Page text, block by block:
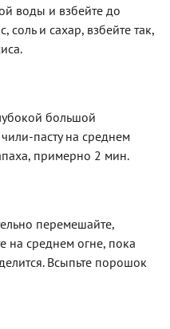
воды и взбейте до
соль и сахар, взбейте так,
большой
пасту на среднем
примерно 2 мин.
перемешайте,
на среднем огне, пока
Всыпьте порошок